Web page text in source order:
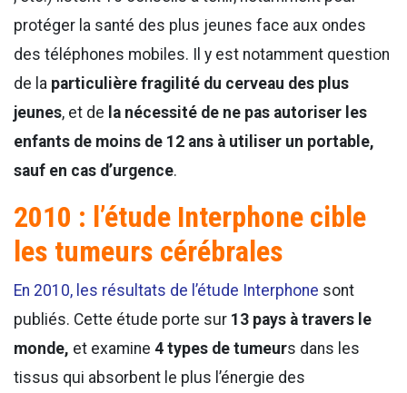
protéger la santé des plus jeunes face aux ondes
des téléphones mobiles. Il y est notamment question
de la particulière fragilité du cerveau des plus
jeunes, et de la nécessité de ne pas autoriser les
enfants de moins de 12 ans à utiliser un portable,
sauf en cas d’urgence.
2010 : l’étude Interphone cible
les tumeurs cérébrales
En 2010, les résultats de l’étude Interphone sont
publiés. Cette étude porte sur 13 pays à travers le
monde, et examine 4 types de tumeurs dans les
tissus qui absorbent le plus l’énergie des